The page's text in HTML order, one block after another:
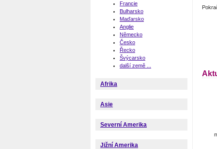
Francie
Bulharsko
Maďarsko
Anglie
Německo
Česko
Řecko
Švýcarsko
další země ...
Afrika
Asie
Severní Amerika
Jižní Amerika